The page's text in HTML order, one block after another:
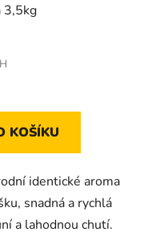
3,5kg
KOŠÍKU
identické aroma
snadná a rychlá
a lahodnou chutí.